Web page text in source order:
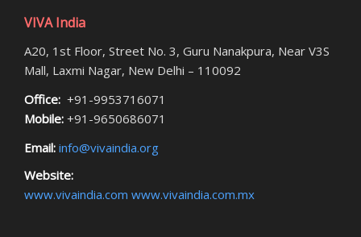
VIVA India
A20, 1st Floor, Street No. 3, Guru Nanakpura, Near V3S
Mall, Laxmi Nagar, New Delhi – 110092
Office: +91-9953716071
Mobile: +91-9650686071
Email: info@vivaindia.org
Website:
www.vivaindia.com www.vivaindia.com.mx